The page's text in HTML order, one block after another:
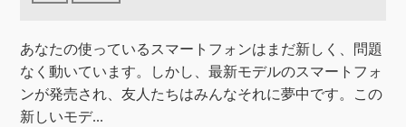
あなたの使っているスマートフォンはまだ新しく、問題
なく動いています。しかし、最新モデルのスマートフォ
ンが発売され、友人たちはみんなそれに夢中です。この
新しいモデ...